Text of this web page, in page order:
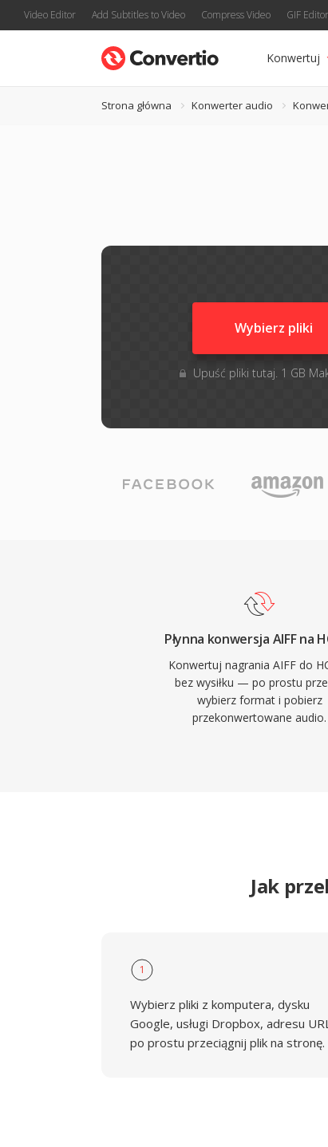
Video Editor Add Subtitles to Video Compress Video GIF Editor
Konwertuj
Strona główna Konwerter audio
Wybierz pliki
Upuść pliki tutaj. 1 GB
Płynna konwersja AIFF na
Konwertuj nagrania AIFF do
bez wysiłku — po prostu
wybierz format i pobierz
przekonwertowane audio.
Jak
1
Wybierz pliki z komputera, dysku
Google, usługi Dropbox, adresu
po prostu przeciągnij plik na stronę.